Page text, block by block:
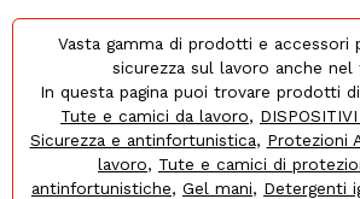
Vasta gamma di prodotti e accessori
sicurezza sul lavoro anche nel
In questa pagina puoi trovare prodotti di
Tute e camici da lavoro,
Sicurezza e antinfortunistica, Protezioni
lavoro, Tute e camici di
antinfortunistiche, Gel mani, Detergenti